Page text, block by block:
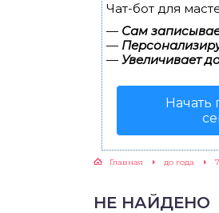
Чат-бот для
— Сам
—
— Увеличивает
Начать
Главная до года
НЕ НАЙДЕНО
ПЕРВОГО